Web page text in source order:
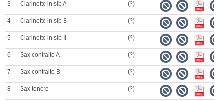
3 Clarinetto in sib A (?)
4 Clarinetto in sib B (?)
5 Clarinetto in sib II (?)
6 Sax contralto A (?)
7 Sax contralto B (?)
8 Sax tenore (?)